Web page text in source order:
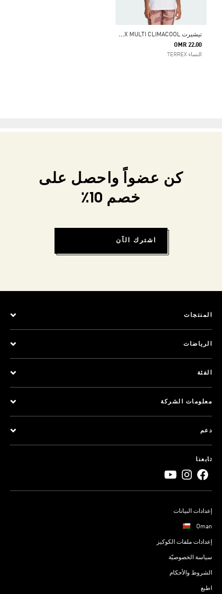
ت
يشيرت TERREX MULTI CLIMACOOL
OMR 22.00
النساء TERREX
كن عضواً واحصل على
خصم 10٪
اشترك الآن
المنتجات
الرياضات
الفئة
معلومات الشركة
دعم
تابعنا
إعدادات البيانات
Oman
إعدادات ملفات الكوكيز
سياسة الخصوصيّة
الشروط والأحكام
اطبع